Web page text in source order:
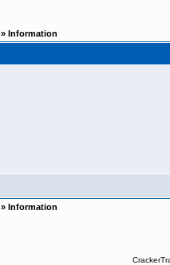
» Information
» Information